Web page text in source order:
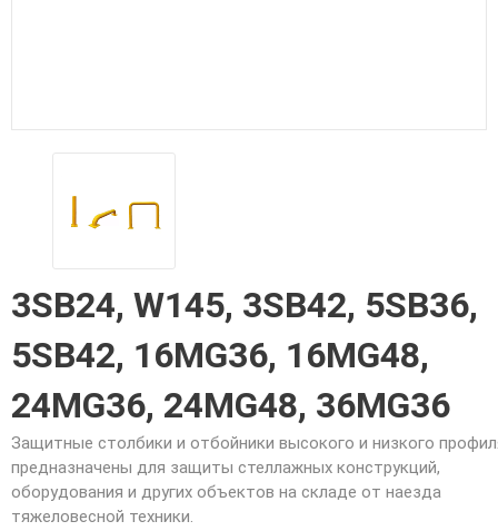
3SB24, W145, 3SB42, 5SB36,
5SB42, 16MG36, 16MG48,
24MG36, 24MG48, 36MG36
Защитные столбики и отбойники высокого и низкого
предназначены для защиты стеллажных конструкций,
оборудования и других объектов на складе от наезда
тяжеловесной техники.